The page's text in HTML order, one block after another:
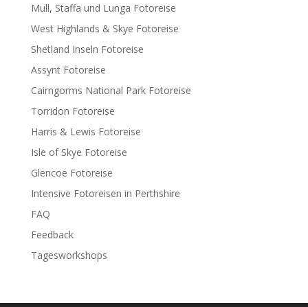
Mull, Staffa und Lunga Fotoreise
West Highlands & Skye Fotoreise
Shetland Inseln Fotoreise
Assynt Fotoreise
Cairngorms National Park Fotoreise
Torridon Fotoreise
Harris & Lewis Fotoreise
Isle of Skye Fotoreise
Glencoe Fotoreise
Intensive Fotoreisen in Perthshire
FAQ
Feedback
Tagesworkshops